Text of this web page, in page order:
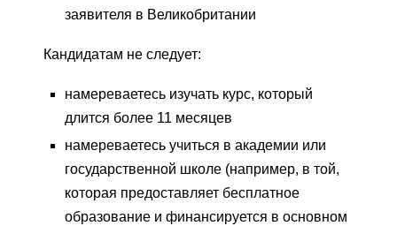
заявителя в Великобритании
Кандидатам не следует:
намереваетесь изучать курс, который
длится более 11 месяцев
намереваетесь учиться в академии или
государственной школе (например, в той,
которая предоставляет бесплатное
образование и финансируется в основном